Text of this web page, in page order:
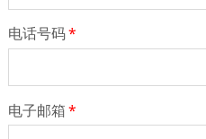
电话号码*
电子邮箱*